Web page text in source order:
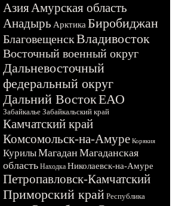
АзияАмурская область
Анадырь Арктика Биробиджан
БлаговещенскВладивосток
Восточный военный округ
Дальневосточный
федеральный округ
Дальний ВостокЕАО
Забайкалье Забайкальский край
Камчатский край
Комсомольск-на-Амуре Корякия
КурилыМагадан Магаданская
область Находка Николаевск-на-Амуре
Петропавловск-Камчатский
Приморский край Республика